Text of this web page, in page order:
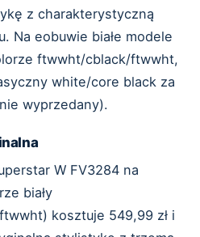
z charakterystyczną
Na eobuwie białe modele
ftwwht/cblack/ftwwht,
white/core black za
wyprzedany).
W FV3284 na
biały
kosztuje 549,99 zł i